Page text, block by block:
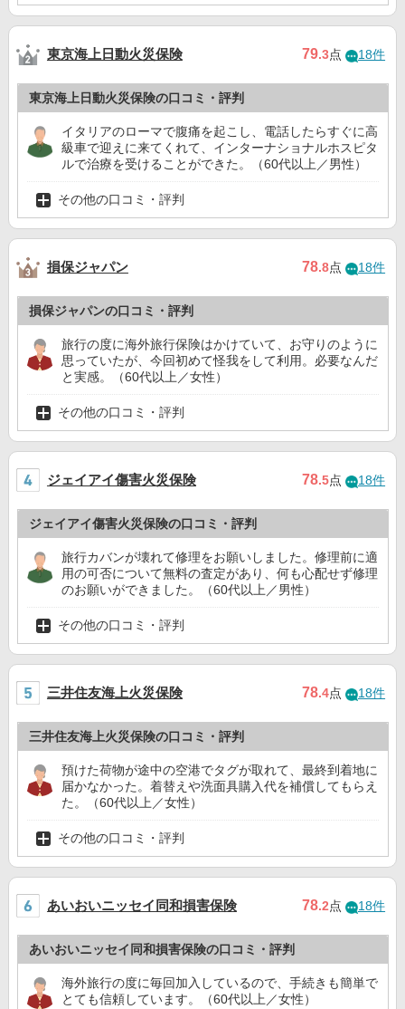
東京海上日動火災保険 79.3点 18件
東京海上日動火災保険の口コミ・評判
イタリアのローマで腹痛を起こし、電話したらすぐに高
級車で迎えに来てくれて、インターナショナルホスピタ
ルで治療を受けることができた。（60代以上／男性）
その他の口コミ・評判
損保ジャパン 78.8点 18件
損保ジャパンの口コミ・評判
旅行の度に海外旅行保険はかけていて、お守りのように
思っていたが、今回初めて怪我をして利用。必要なんだ
と実感。（60代以上／女性）
その他の口コミ・評判
ジェイアイ傷害火災保険 78.5点 18件
ジェイアイ傷害火災保険の口コミ・評判
旅行カバンが壊れて修理をお願いしました。修理前に適
用の可否について無料の査定があり、何も心配せず修理
のお願いができました。（60代以上／男性）
その他の口コミ・評判
三井住友海上火災保険 78.4点 18件
三井住友海上火災保険の口コミ・評判
預けた荷物が途中の空港でタグが取れて、最終到着地に
届かなかった。着替えや洗面具購入代を補償してもらえ
た。（60代以上／女性）
その他の口コミ・評判
あいおいニッセイ同和損害保険 78.2点 18件
あいおいニッセイ同和損害保険の口コミ・評判
海外旅行の度に毎回加入しているので、手続きも簡単で
とても信頼しています。（60代以上／女性）